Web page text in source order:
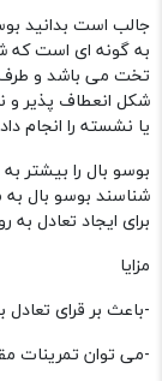
دسته : توپ
جالب است بدانید
به گونه ای است
تخت می باشد و
شکل انعطاف پذیر و
یا نشسته را انجام داد
بوسو بال را بیشتر
شناسند بوسو بال
برای ایجاد تعادل به
مزایا
-باعث بر قرای
-می توان تمرینات